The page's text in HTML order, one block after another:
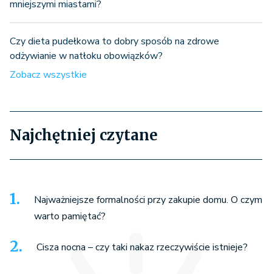
mniejszymi miastami?
Czy dieta pudełkowa to dobry sposób na zdrowe
odżywianie w natłoku obowiązków?
Zobacz wszystkie
Najchętniej czytane
Najważniejsze formalności przy zakupie domu. O czym
warto pamiętać?
Cisza nocna – czy taki nakaz rzeczywiście istnieje?